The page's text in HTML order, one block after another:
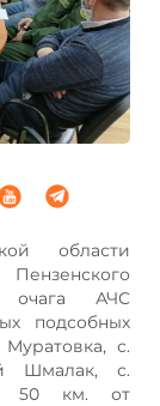
области
очага АЧС
подсобных
с.
Шмалак, с.
в 50 км. от